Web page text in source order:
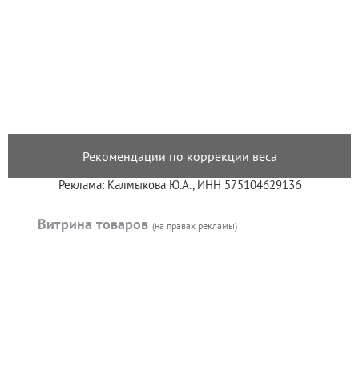
Рекомендации по коррекции веса
Реклама: Калмыкова Ю.А., ИНН 575104629136
Витрина товаров (на правах рекламы)